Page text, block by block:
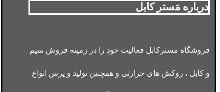
درباره مَستر کابل
فروشگاه مسترکابل فعالیت خود را در زمینه فروش سیم
و کابل ، روکش های حرارتی و همچنین تولید و پرس انواع